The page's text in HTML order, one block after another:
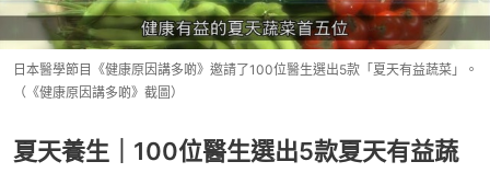
日本醫學節目《健康原因講多啲》邀請了100位醫生選出5款「夏天有益蔬菜」。
（《健康原因講多啲》截圖）
夏天養生｜100位醫生選出5款夏天有益蔬